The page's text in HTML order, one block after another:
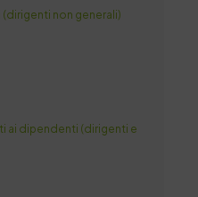
non generali)
ai dipendenti (dirigenti e